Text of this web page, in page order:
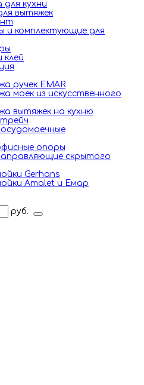
для кухни
вытяжек
и комплектующие для
клей
ручек EMAR
моек из искусственного
вытяжек на кухню
опоры
скрытого
Gerhans
Amalet и Емар
руб.